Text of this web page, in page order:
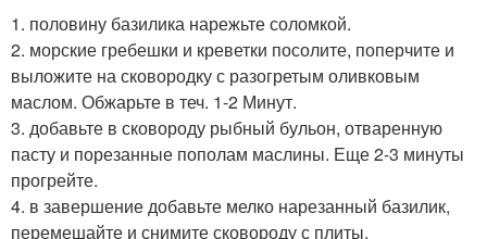
1. половину базилика нарежьте соломкой.
2. морские гребешки и креветки посолите, поперчите и
выложите на сковородку с разогретым оливковым
маслом. Обжарьте в теч. 1-2 Минут.
3. добавьте в сковороду рыбный бульон, отваренную
пасту и порезанные пополам маслины. Еще 2-3 минуты
прогрейте.
4. в завершение добавьте мелко нарезанный базилик,
перемешайте и снимите сковороду с плиты.